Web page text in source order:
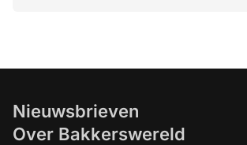
Nieuwsbrieven
Over Bakkerswereld